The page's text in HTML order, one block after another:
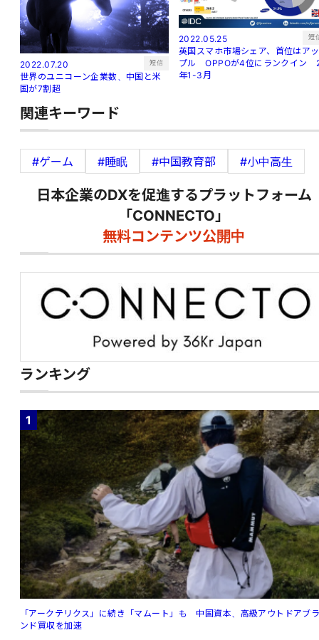
2022.07.20 短信
世界のユニコーン企業数、中国と米
国が7割超
2022.05.25 短
英国スマホ市場シェア、首位はアッ
プル OPPOが4位にランクイン
年1-3月
関連キーワード
#ゲーム #睡眠 #中国教育部 #小中高生
日本企業のDXを促進するプラットフォーム
「CONNECTO」
無料コンテンツ公開中
ランキング
1
「アークテリクス」に続き「マムート」も 中国資本、高級アウトドアブ
ンド買収を加速